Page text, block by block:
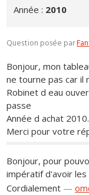
Année : 2010
Question posée par
Bonjour, mon
ne tourne pas car il
Robinet d eau
passe
Année d achat 2010.
Merci pour votre
Bonjour, pour
impératif d'avoir les
Cordialement —